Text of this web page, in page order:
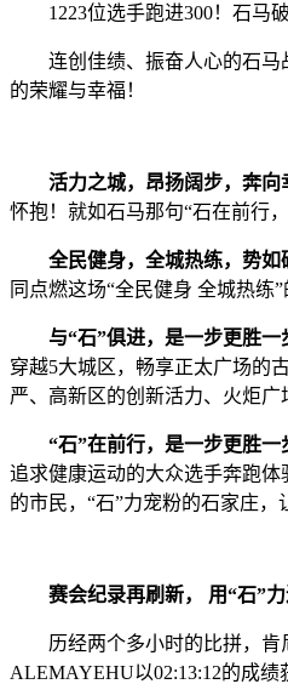
1223位选手跑进300！石马破
连创佳绩、振奋人心的石马战
的荣耀与幸福！
活力之城，昂扬阔步，奔向
怀抱！就如石马那句“石在前行
全民健身，全城热练，势如
同点燃这场“全民健身 全城热练”
与“石”俱进，是一步更胜一
穿越5大城区，畅享正太广场的
严、高新区的创新活力、火炬
“石”在前行，是一步更胜一
追求健康运动的大众选手奔跑
的市民，“石”力宠粉的石家庄，
赛会纪录再刷新， 用“石”力
历经两个多小时的比拼，肯尼
ALEMAYEHU以02:13:12的成绩